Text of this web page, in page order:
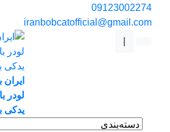
ایران
لودر
یدکی بابکت